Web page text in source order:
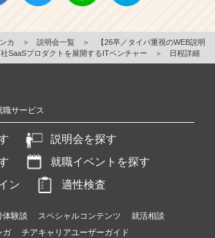
カ ＞ 説明会一覧 ＞
【26卒／タイパ重視のWEB説明
SaaSプロダクトを展開するITベンチャー
＞ 日程詳細
職サービス
説明会を探す
就職イベントを探す
ン
適性検査
体験談 スペシャルコンテンツ
就活相談
ガ チアキャリアユーザーガイド